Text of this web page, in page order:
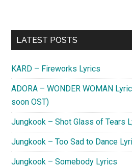
Primary
LATEST POSTS
KARD – Fireworks Lyrics
ADORA – WONDER WOMAN
soon OST)
Jungkook – Shot Glass of Tears
Jungkook – Too Sad to Dance
Jungkook – Somebody Lyrics